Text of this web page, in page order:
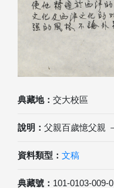
典藏地： 交大校區
說明： 父親百歲憶父親
資料類型： 文稿
典藏號： 101-0103-009-